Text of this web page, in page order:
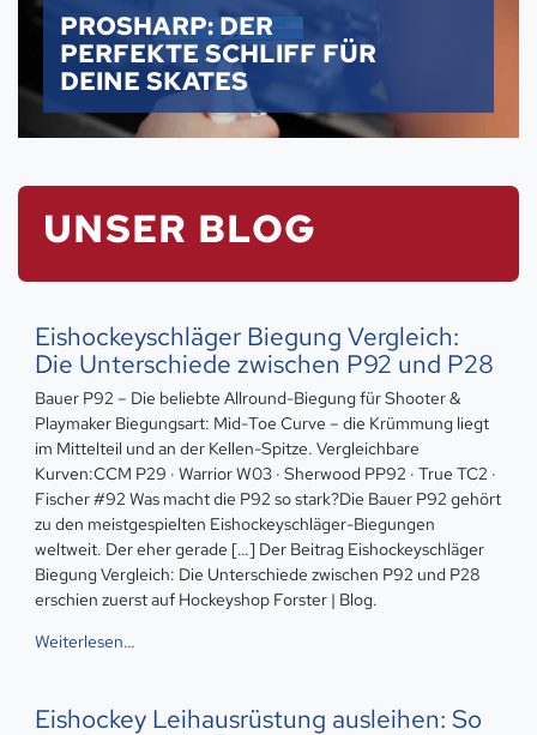
PROSHARP: DER
PERFEKTE SCHLIFF FÜR
DEINE SKATES
UNSER BLOG
Eishockeyschläger Biegung Vergleich:
Die Unterschiede zwischen P92 und P28
Bauer P92 – Die beliebte Allround-Biegung für Shooter &
Playmaker Biegungsart: Mid-Toe Curve – die Krümmung liegt
im Mittelteil und an der Kellen-Spitze. Vergleichbare
Kurven:CCM P29 · Warrior W03 · Sherwood PP92 · True TC2 ·
Fischer #92 Was macht die P92 so stark?Die Bauer P92 gehört
zu den meistgespielten Eishockeyschläger-Biegungen
weltweit. Der eher gerade […] Der Beitrag Eishockeyschläger
Biegung Vergleich: Die Unterschiede zwischen P92 und P28
erschien zuerst auf Hockeyshop Forster | Blog.
Weiterlesen…
Eishockey Leihausrüstung ausleihen: So